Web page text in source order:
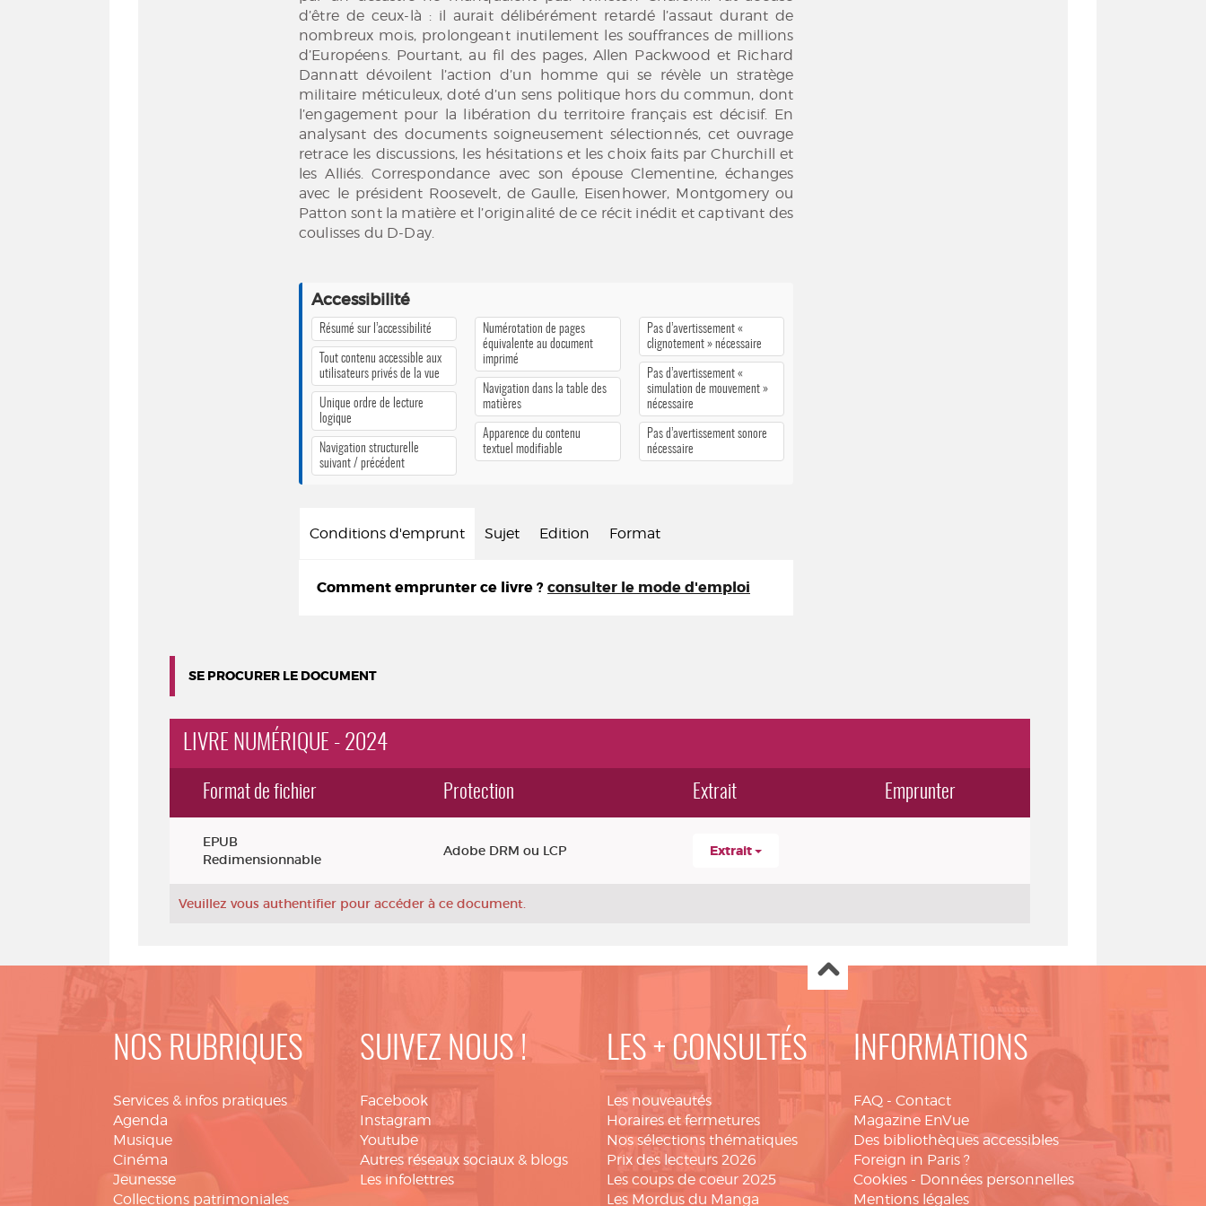
d’être de ceux-là : il aurait délibérément retardé l’assaut durant de
nombreux mois, prolongeant inutilement les souffrances de millions
d’Européens. Pourtant, au fil des pages, Allen Packwood et Richard
Dannatt dévoilent l’action d’un homme qui se révèle un stratège
militaire méticuleux, doté d’un sens politique hors du commun, dont
l’engagement pour la libération du territoire français est décisif. En
analysant des documents soigneusement sélectionnés, cet ouvrage
retrace les discussions, les hésitations et les choix faits par Churchill et
les Alliés. Correspondance avec son épouse Clementine, échanges
avec le président Roosevelt, de Gaulle, Eisenhower, Montgomery ou
Patton sont la matière et l’originalité de ce récit inédit et captivant des
coulisses du D-Day.
Accessibilité
Résumé sur l’accessibilité
Tout contenu accessible aux
utilisateurs privés de la vue
Unique ordre de lecture
logique
Navigation structurelle
suivant / précédent
Numérotation de pages
équivalente au document
imprimé
Navigation dans la table des
matières
Apparence du contenu
textuel modifiable
Pas d’avertissement «
clignotement » nécessaire
Pas d’avertissement «
simulation de mouvement »
nécessaire
Pas d’avertissement sonore
nécessaire
Conditions d'emprunt Sujet Edition Format
Comment emprunter ce livre ? consulter le mode d'emploi
SE PROCURER LE DOCUMENT
LIVRE NUMÉRIQUE - 2024
Format de fichier Protection Extrait Emprunter
EPUB
Redimensionnable
Adobe DRM ou LCP Extrait
Veuillez vous authentifier pour accéder à ce document.
NOS RUBRIQUES
Services & infos pratiques
Agenda
Musique
Cinéma
Jeunesse
Collections patrimoniales
SUIVEZ NOUS !
Facebook
Instagram
Youtube
Autres réseaux sociaux & blogs
Les infolettres
LES + CONSULTÉS
Les nouveautés
Horaires et fermetures
Nos sélections thématiques
Prix des lecteurs 2026
Les coups de coeur 2025
Les Mordus du Manga
INFORMATIONS
FAQ - Contact
Magazine EnVue
Des bibliothèques accessibles
Foreign in Paris ?
Cookies - Données personnelles
Mentions légales